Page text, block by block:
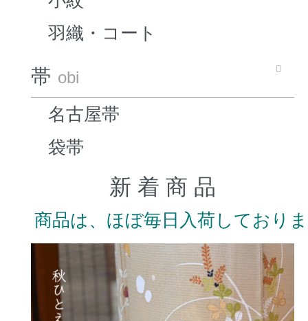
羽織・コート
帯 obi
名古屋帯
袋帯
新 着 商 品
商品は、ほぼ毎日入荷しており